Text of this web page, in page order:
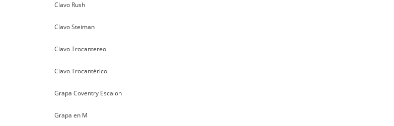
Clavo Rush
Clavo Steiman
Clavo Trocantereo
Clavo Trocantérico
Grapa Coventry Escalon
Grapa en M